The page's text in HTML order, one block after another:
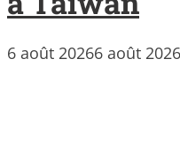
6 août 20266 août 2026